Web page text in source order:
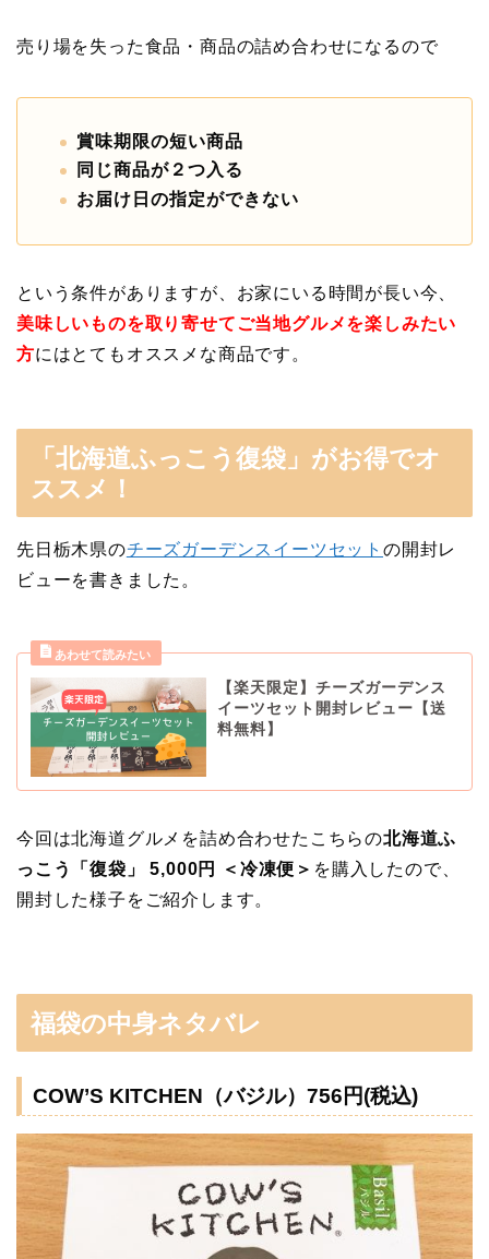
売り場を失った食品・商品の詰め合わせになるので
賞味期限の短い商品
同じ商品が２つ入る
お届け日の指定ができない
という条件がありますが、お家にいる時間が長い今、
美味しいものを取り寄せてご当地グルメを楽しみたい
方にはとてもオススメな商品です。
「北海道ふっこう復袋」がお得でオ
ススメ！
先日栃木県のチーズガーデンスイーツセットの開封レ
ビューを書きました。
【楽天限定】チーズガーデンス
イーツセット開封レビュー【送
料無料】
今回は北海道グルメを詰め合わせたこちらの北海道ふ
っこう「復袋」 5,000円 ＜冷凍便＞ を購入したので、
開封した様子をご紹介します。
福袋の中身ネタバレ
COW’S KITCHEN（バジル）756円(税込)